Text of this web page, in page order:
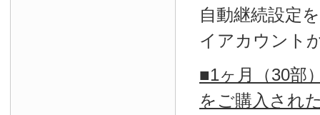
自動継続設定
イアカウント
■1ヶ月（30部
をご購入され